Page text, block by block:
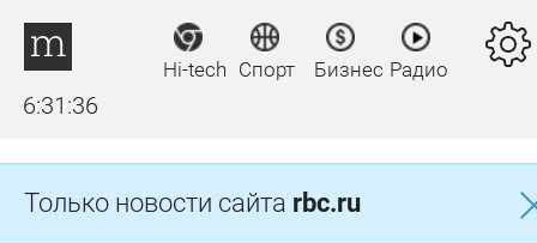
6:31:36
Hi-tech Спорт Бизнес Радио
Только новости сайта rbc.ru